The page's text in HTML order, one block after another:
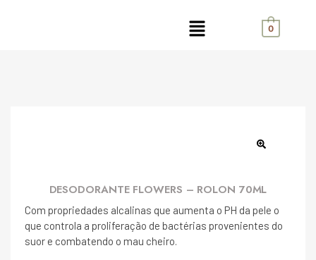
0
DESODORANTE FLOWERS – ROLON 70ML
Com propriedades alcalinas que aumenta o PH da pele o
que controla a proliferação de bactérias provenientes do
suor e combatendo o mau cheiro.